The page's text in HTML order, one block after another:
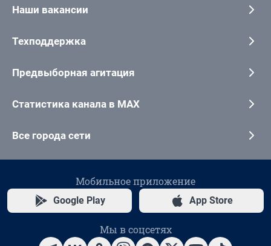
Наши вакансии
Техподдержка
Предвыборная агитация
Статистика канала в MAX
Все города сети
Мобильное приложение
Google Play App Store
Мы в соцсетях